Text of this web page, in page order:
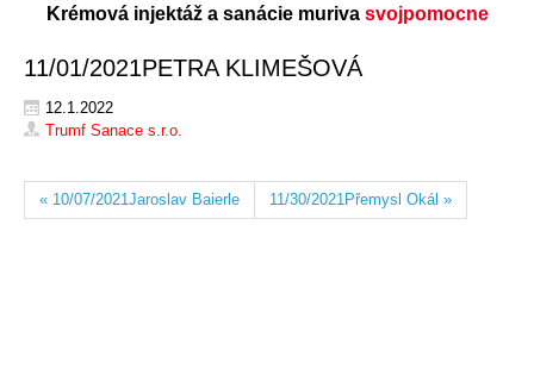
Krémová injektáž a sanácie muriva svojpomocne
11/01/2021PETRA KLIMEŠOVÁ
12.1.2022
Trumf Sanace s.r.o.
« 10/07/2021Jaroslav Baierle 11/30/2021Přemysl Okál »
Najlacnejšie v SR
AquaStop Cream® –
vedro 30 litrov